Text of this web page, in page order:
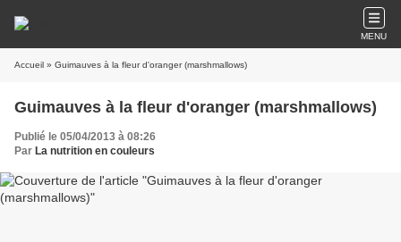
MENU
Accueil » Guimauves à la fleur d'oranger (marshmallows)
Guimauves à la fleur d'oranger (marshmallows)
Publié le 05/04/2013 à 08:26
Par La nutrition en couleurs